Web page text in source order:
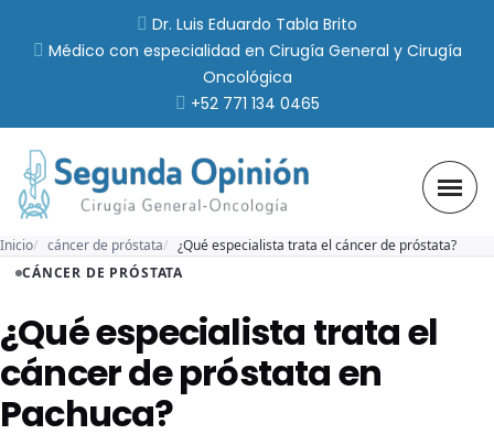
Dr. Luis Eduardo Tabla Brito
Médico con especialidad en Cirugía General y Cirugía
Oncológica
+52 771 134 0465
Inicio cáncer de próstata
¿Qué especialista trata el cáncer de próstata?
CÁNCER DE PRÓSTATA
¿Qué especialista trata el
cáncer de próstata en
Pachuca?